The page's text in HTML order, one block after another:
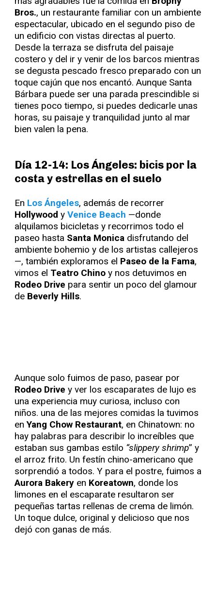
Bros., un restaurante familiar con un ambiente
espectacular, ubicado en el segundo piso de
un edificio con vistas directas al puerto.
Desde la terraza se disfruta del paisaje
costero y del ir y venir de los barcos mientras
se degusta pescado fresco preparado con un
toque cajún que nos encantó. Aunque Santa
Bárbara puede ser una parada prescindible si
tienes poco tiempo, si puedes dedicarle unas
horas, su paisaje y tranquilidad junto al mar
bien valen la pena.
Día 12-14: Los Ángeles: bicis por la
costa y estrellas en el suelo
En Los Ángeles, además de recorrer
Hollywood y Venice Beach —donde
alquilamos bicicletas y recorrimos todo el
paseo hasta Santa Monica disfrutando del
ambiente bohemio y de los artistas callejeros
—, también exploramos el Paseo de la Fama,
vimos el Teatro Chino y nos detuvimos en
Rodeo Drive para sentir un poco del glamour
de Beverly Hills.
Aunque solo fuimos de paso, pasear por
Rodeo Drive y ver los escaparates de lujo es
una experiencia muy curiosa, incluso con
niños. una de las mejores comidas la tuvimos
enYang Chow Restaurant, en Chinatown: no
hay palabras para describir lo increíbles que
estaban sus gambas estilo “slippery shrimp” y
el arroz frito. Un festín chino-americano que
sorprendió a todos. Y para el postre, fuimos a
Aurora Bakery en Koreatown, donde los
limones en el escaparate resultaron ser
pequeñas tartas rellenas de crema de limón.
Un toque dulce, original y delicioso que nos
dejó con ganas de más.